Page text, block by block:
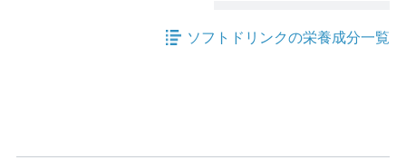
ソフトドリンクの栄養成分一覧